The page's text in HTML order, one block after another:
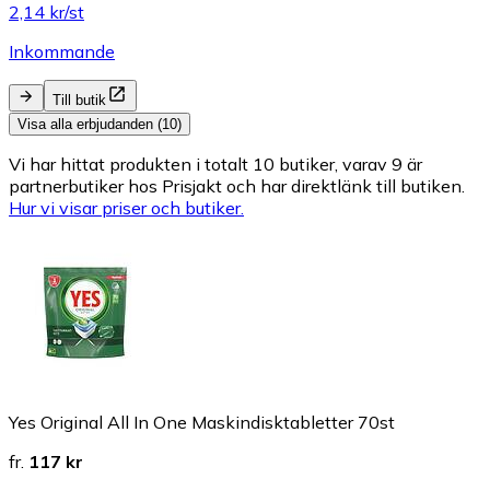
2,14 kr/st
Inkommande
Till butik
Visa alla erbjudanden (10)
Vi har hittat produkten i totalt 10 butiker, varav 9 är
partnerbutiker hos Prisjakt och har direktlänk till butiken.
Hur vi visar priser och butiker.
Yes Original All In One Maskindisktabletter 70st
fr. 117 kr